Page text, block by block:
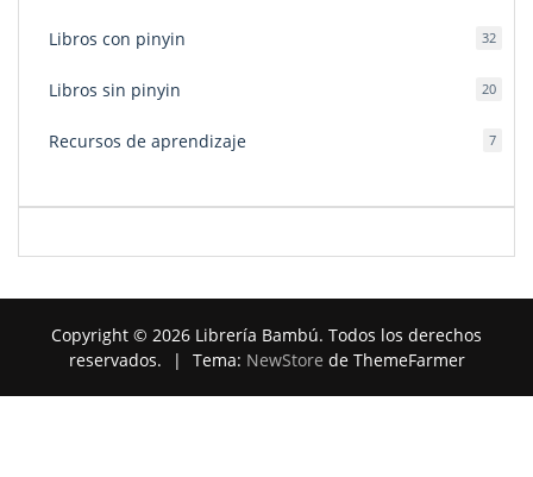
Libros con pinyin 3232
Libros sin pinyin 2020
Recursos de aprendizaje 77
Copyright © 2026 Librería Bambú. Todos los derechos
reservados.
| Tema: NewStore de ThemeFarmer